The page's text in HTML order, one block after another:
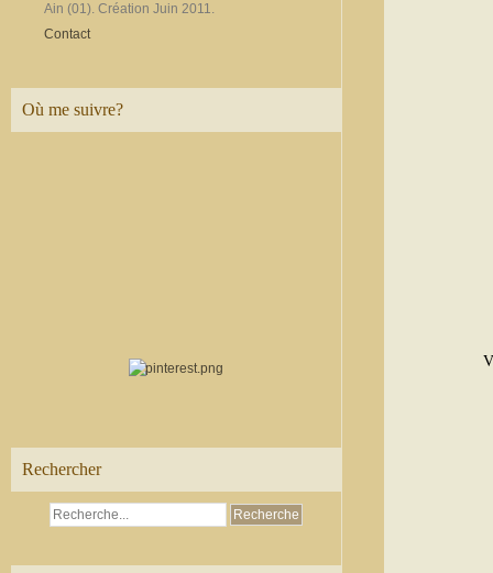
Ain (01). Création Juin 2011.
Contact
Où me suivre?
Rechercher